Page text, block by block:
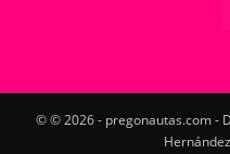
© © 2026 - pregonautas.com -